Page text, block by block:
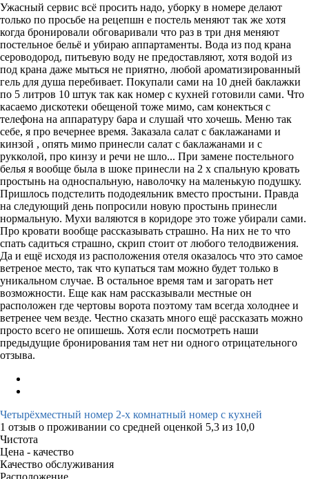
Ужасный сервис всё просить надо, уборку в номере делают
только по просьбе на рецепшн е постель меняют так же хотя
когда бронировали обговаривали что раз в три дня меняют
постельное бельё и убираю аппартаменты. Вода из под крана
сероводород, питьевую воду не предоставляют, хотя водой из
под крана даже мыться не приятно, любой ароматизированный
гель для душа перебивает. Покупали сами на 10 дней баклажки
по 5 литров 10 штук так как номер с кухней готовили сами. Что
касаемо дискотеки обещеной тоже мимо, сам конекться с
телефона на аппаратуру бара и слушай что хочешь. Меню так
себе, я про вечернее время. Заказала салат с баклажанами и
кинзой , опять мимо принесли салат с баклажанами и с
рукколой, про кинзу и речи не шло... При замене постельного
белья я вообще была в шоке принесли на 2 х спальную кровать
простынь на односпальную, наволочку на маленькую подушку.
Пришлось подстелить пододеяльник вместо простыни. Правда
на следующий день попросили новую простынь принесли
нормальную. Мухи валяются в коридоре это тоже убирали сами.
Про кровати вообще рассказывать страшно. На них не то что
спать садиться страшно, скрип стоит от любого телодвижения.
Да и ещё исходя из расположения отеля оказалось что это самое
ветреное место, так что купаться там можно будет только в
уникальном случае. В остальное время там и загорать нет
возможности. Еще как нам рассказывали местные он
расположен где чертовы ворота поэтому там всегда холоднее и
ветренее чем везде. Честно сказать много ещё рассказать можно
просто всего не опишешь. Хотя если посмотреть наши
предыдущие бронирования там нет ни одного отрицательного
отзыва.
Четырёхместный номер 2-х комнатный номер с кухней
1 отзыв о проживании со средней оценкой 5,3 из 10,0
Чистота
Цена - качество
Качество обслуживания
Расположение